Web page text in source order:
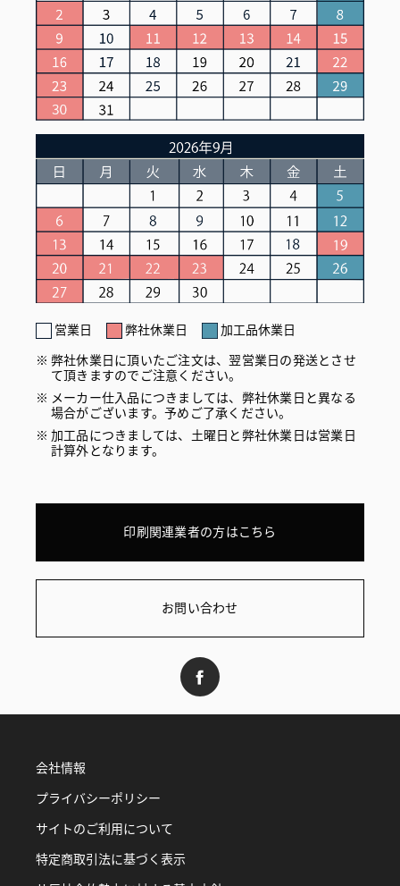
営業日 弊社休業日
加工品休業日
弊社休業日に頂いたご注文は、翌営業日の発送とさせ
て頂きますのでご注意ください。
メーカー仕入品につきましては、弊社休業日と異なる
場合がございます。予めご了承ください。
加工品につきましては、土曜日と弊社休業日は営業日
計算外となります。
印刷関連業者の方はこちら
お問い合わせ
会社情報
プライバシーポリシー
サイトのご利用について
特定商取引法に基づく表示